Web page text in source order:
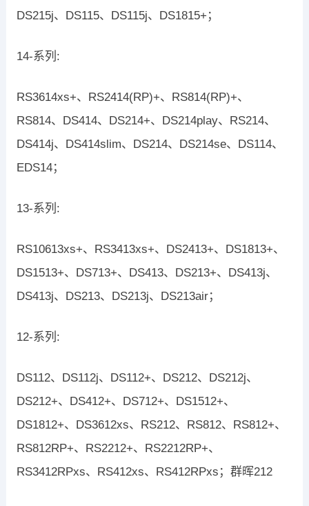
DS215j、DS115、DS115j、DS1815+；
14-系列:
RS3614xs+、RS2414(RP)+、RS814(RP)+、
RS814、DS414、DS214+、DS214play、RS214、
DS414j、DS414slim、DS214、DS214se、DS114、
EDS14；
13-系列:
RS10613xs+、RS3413xs+、DS2413+、DS1813+、
DS1513+、DS713+、DS413、DS213+、DS413j、
DS413j、DS213、DS213j、DS213air；
12-系列:
DS112、DS112j、DS112+、DS212、DS212j、
DS212+、DS412+、DS712+、DS1512+、
DS1812+、DS3612xs、RS212、RS812、RS812+、
RS812RP+、RS2212+、RS2212RP+、
RS3412RPxs、RS412xs、RS412RPxs；群晖212